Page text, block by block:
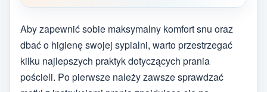
Aby zapewnić sobie maksymalny komfort snu oraz
dbać o higienę swojej sypialni, warto przestrzegać
kilku najlepszych praktyk dotyczących prania
pościeli. Po pierwsze należy zawsze sprawdzać